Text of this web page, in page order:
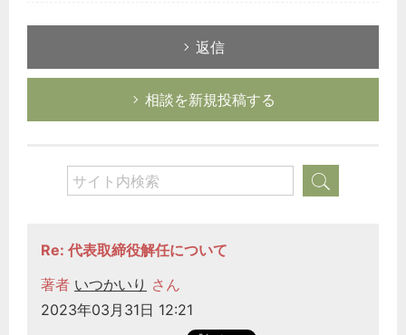
返信
相談を新規投稿する
Re: 代表取締役解任について
著者 いつかいり さん
2023年03月31日 12:21